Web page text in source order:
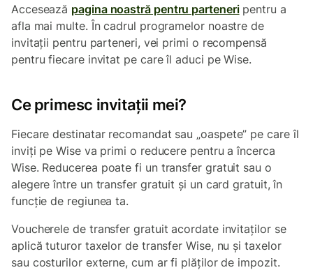
Accesează pagina noastră pentru parteneripentru a
afla mai multe. În cadrul programelor noastre de
invitații pentru parteneri, vei primi o recompensă
pentru fiecare invitat pe care îl aduci pe Wise.
Ce primesc invitații mei?
Fiecare destinatar recomandat sau „oaspete” pe care îl
inviți pe Wise va primi o reducere pentru a încerca
Wise. Reducerea poate fi un transfer gratuit sau o
alegere între un transfer gratuit și un card gratuit, în
funcție de regiunea ta.
Voucherele de transfer gratuit acordate invitaților se
aplică tuturor taxelor de transfer Wise, nu și taxelor
sau costurilor externe, cum ar fi plăților de impozit.